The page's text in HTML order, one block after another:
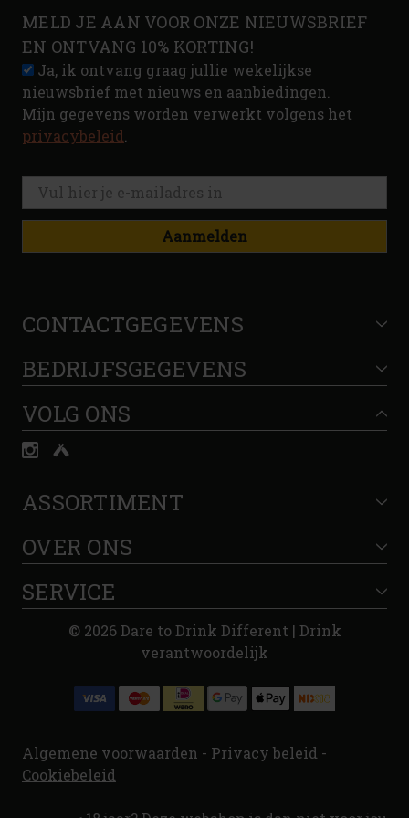
MELD JE AAN VOOR ONZE NIEUWSBRIEF
EN ONTVANG 10% KORTING!
Ja, ik ontvang graag jullie wekelijkse
nieuwsbrief met nieuws en aanbiedingen.
Mijn gegevens worden verwerkt volgens het
privacybeleid
Aanmelden
CONTACTGEGEVENS
BEDRIJFSGEGEVENS
VOLG ONS
ASSORTIMENT
OVER ONS
SERVICE
© 2026 Dare to Drink Different | Drink
verantwoordelijk
Algemene voorwaarden - Privacy beleid -
Cookiebeleid